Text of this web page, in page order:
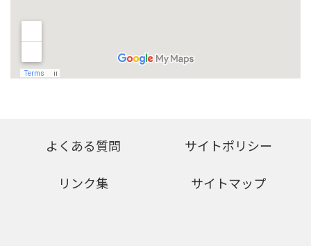
よくある質問 サイトポリシー
リンク集 サイトマップ